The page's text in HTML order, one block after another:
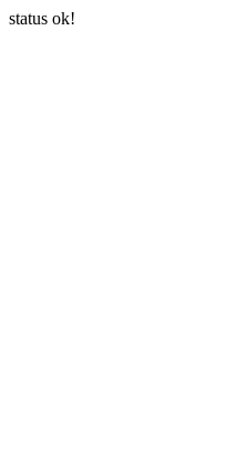
status ok!